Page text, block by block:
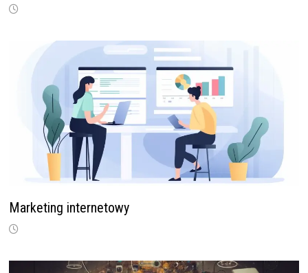
Marketing internetowy